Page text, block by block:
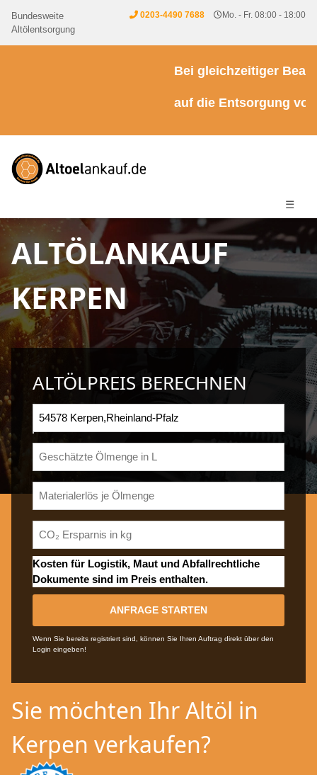
Bundesweite
Altölentsorgung
0203-4490 7688 Mo. - Fr. 08:00 - 18:00
Bei gleichzeitiger
auf die Entsorgung von
☰
ALTÖLANKAUF
KERPEN
ALTÖLPREIS BERECHNEN
Kosten für Logistik, Maut und Abfallrechtliche
Dokumente sind im Preis enthalten.
ANFRAGE STARTEN
Wenn Sie bereits registriert sind, können Sie Ihren Auftrag direkt über den
Login eingeben!
Sie möchten Ihr Altöl in
Kerpen verkaufen?